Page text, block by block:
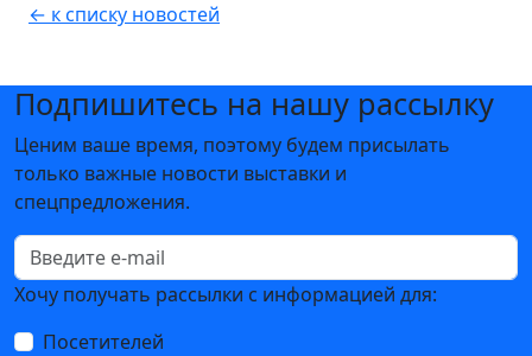
← к списку новостей
Подпишитесь на нашу рассылку
Ценим ваше время, поэтому будем присылать
только важные новости выставки и
спецпредложения.
Хочу получать рассылки с информацией для:
Посетителей